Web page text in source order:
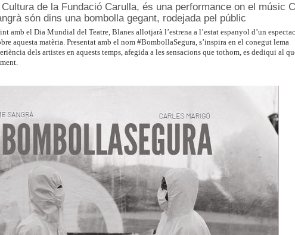
de la Fundació Carulla, és una performance on el músic
són dins una bombolla gegant, rodejada pel públic
amb el Dia Mundial del Teatre, Blanes allotjarà l’estrena a l’estat espanyol d’un
aquesta matèria. Presentat amb el nom #BombollaSegura, s’inspira en el conegut lema
dels artistes en aquests temps, afegida a les sensacions que tothom, es dediqui al